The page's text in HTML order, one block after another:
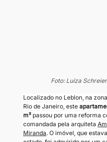
Foto: Luiza Schreier
Localizado no Leblon, na
Rio de Janeiro, este
m² passou por uma reforma
comandada pela arquiteta
Miranda. O imóvel, que